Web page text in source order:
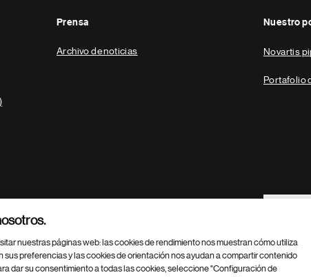
Prensa
Archivo de noticias
Nuestro
Novartis
Portafolio
Footer
nuestras páginas web: las cookies de rendimiento nos muestran cómo utiliza
preferencias y las cookies de orientación nos ayudan a compartir contenido
dar su consentimiento a todas las cookies, seleccione "Configuración de